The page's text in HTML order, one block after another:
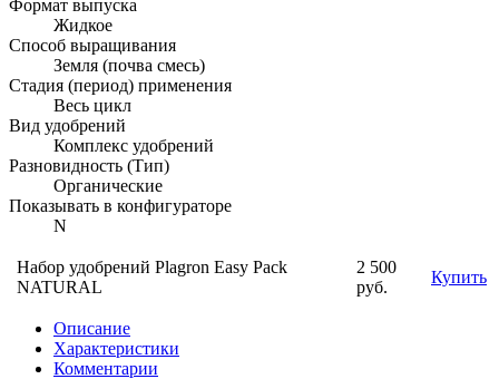
Формат выпуска
Жидкое
Способ выращивания
Земля (почва смесь)
Стадия (период) применения
Весь цикл
Вид удобрений
Комплекс удобрений
Разновидность (Тип)
Органические
Показывать в конфигураторе
N
Набор удобрений Plagron Easy Pack
NATURAL
2 500
руб.
Купить
Описание
Характеристики
Комментарии